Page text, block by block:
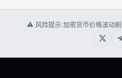
⚠ 风险提示:加密货币价格波动